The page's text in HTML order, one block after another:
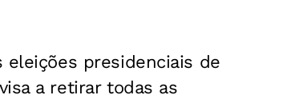
eleições presidenciais de
a retirar todas as